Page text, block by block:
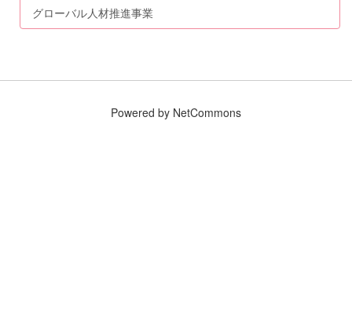
グローバル人材推進事業
Powered by NetCommons